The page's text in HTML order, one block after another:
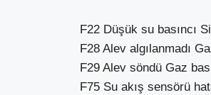
F22 Düşük su basıncı
F28 Alev algılanmadı
F29 Alev söndü Gaz
F75 Su akış sensörü